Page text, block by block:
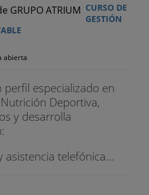
CURSO DE
GESTIÓN
abierta
especializado en
Deportiva,
y desarrolla
telefónica...